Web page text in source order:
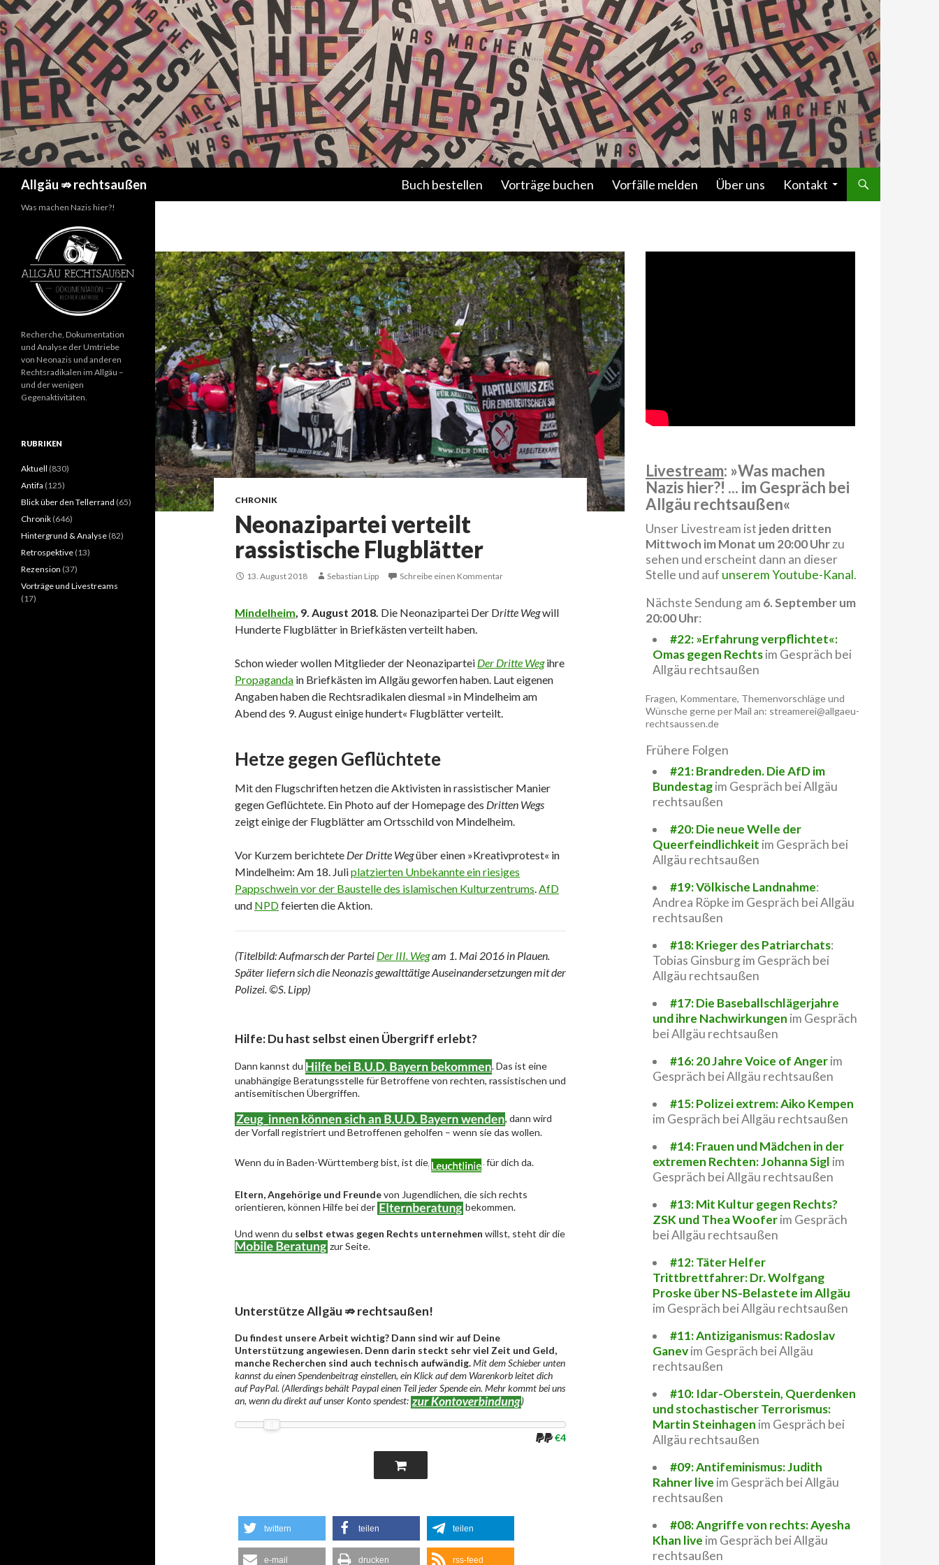
Allgäu ⇏ rechtsaußen Buch bestellen Vorträge buchen Vorfälle melden Über uns Kontakt
CHRONIK
Neonazipartei verteilt
rassistische Flugblätter
13. August 2018 Sebastian Lipp Schreibe einen Kommentar
Mindelheim, 9. August 2018. Die Neonazipartei Der Dritte Wegwill
Hunderte Flugblätter in Briefkästen verteilt haben.
Schon wieder wollen Mitglieder der Neonazipartei Der Dritte Wegihre
Propaganda in Briefkästen im Allgäu geworfen haben. Laut eigenen
Angaben haben die Rechtsradikalen diesmal »in Mindelheim am
Abend des 9. August einige hundert« Flugblätter verteilt.
Hetze gegen Geflüchtete
Mit den Flugschriften hetzen die Aktivisten in rassistischer Manier
gegen Geflüchtete. Ein Photo auf der Homepage des Dritten Wegs
zeigt einige der Flugblätter am Ortsschild von Mindelheim.
Vor Kurzem berichtete Der Dritte Wegüber einen »Kreativprotest« in
Mindelheim: Am 18. Juliplatzierten Unbekannte ein riesiges
Pappschwein vor der Baustelle des islamischen Kulturzentrums.AfD
und NPDfeierten die Aktion.
(Titelbild: Aufmarsch der Partei Der III. Wegam 1. Mai 2016 in Plauen.
Später liefern sich die Neonazis gewalttätige Auseinandersetzungen mit der
Polizei. ©S. Lipp)
Hilfe: Du hast selbst einen Übergriff erlebt?
Dann kannst du
. Das ist eine
unabhängige Beratungsstelle für Betroffene von rechten, rassistischen und
antisemitischen Übergriffen.
, dann wird
der Vorfall registriert und Betroffenen geholfen – wenn sie das wollen.
Wenn du in Baden-Württemberg bist, ist die für dich da.
Eltern, Angehörige und Freundevon Jugendlichen, die sich rechts
orientieren, können Hilfe bei der
bekommen.
Und wenn du selbst etwas gegen Rechts unternehmen willst, steht dir die
zur Seite.
Unterstütze Allgäu ⇏ rechtsaußen!
Du findest unsere Arbeit wichtig? Dann sind wir auf Deine
Unterstützung angewiesen. Denn darin steckt sehr viel Zeit und Geld,
manche Recherchen sind auch technisch aufwändig.Mit dem Schieber unten
kannst du einen Spendenbeitrag einstellen, ein Klick auf dem Warenkorb leitet dich
auf PayPal. (Allerdings behält Paypal einen Teil jeder Spende ein. Mehr kommt bei uns
an, wenn du direkt auf unser Konto spendest:
)
€4
twittern teilen teilen
e-mail drucken rss-feed
Livestream: »Was machen
Nazis hier?! ... im Gespräch bei
Allgäu rechtsaußen«
Unser Livestream ist jeden dritten
Mittwoch im Monat um 20:00 Uhrzu
sehen und erscheint dann an dieser
Stelle und auf unserem Youtube-Kanal.
Nächste Sendung am 6. September um
20:00 Uhr:
#22: »Erfahrung verpflichtet«:
Omas gegen Rechtsim Gespräch bei
Allgäu rechtsaußen
Fragen, Kommentare, Themenvorschläge und
Wünsche gerne per Mail an: streamerei@allgaeu-
rechtsaussen.de
Frühere Folgen
#21: Brandreden. Die AfD im
Bundestagim Gespräch bei Allgäu
rechtsaußen
#20: Die neue Welle der
Queerfeindlichkeit im Gespräch bei
Allgäu rechtsaußen
#19: Völkische Landnahme:
Andrea Röpke im Gespräch bei Allgäu
rechtsaußen
#18: Krieger des Patriarchats:
Tobias Ginsburg im Gespräch bei
Allgäu rechtsaußen
#17: Die Baseballschlägerjahre
und ihre Nachwirkungen im Gespräch
bei Allgäu rechtsaußen
#16: 20 Jahre Voice of Angerim
Gespräch bei Allgäu rechtsaußen
#15: Polizei extrem: Aiko Kempen
im Gespräch bei Allgäu rechtsaußen
#14: Frauen und Mädchen in der
extremen Rechten: Johanna Sigl im
Gespräch bei Allgäu rechtsaußen
#13: Mit Kultur gegen Rechts?
ZSK und Thea Wooferim Gespräch
bei Allgäu rechtsaußen
#12: Täter Helfer
Trittbrettfahrer: Dr. Wolfgang
Proske über NS-Belastete im Allgäu
im Gespräch bei Allgäu rechtsaußen
#11: Antiziganismus: Radoslav
Ganevim Gespräch bei Allgäu
rechtsaußen
#10: Idar-Oberstein, Querdenken
und stochastischer Terrorismus:
Martin Steinhagen im Gespräch bei
Allgäu rechtsaußen
#09: Antifeminismus: Judith
Rahner live im Gespräch bei Allgäu
rechtsaußen
#08: Angriffe von rechts: Ayesha
Khan live im Gespräch bei Allgäu
rechtsaußen
Was machen Nazis hier?!
Recherche, Dokumentation
und Analyse der Umtriebe
von Neonazis und anderen
Rechtsradikalen im Allgäu –
und der wenigen
Gegenaktivitäten.
RUBRIKEN
Aktuell (830)
Antifa (125)
Blick über den Tellerrand (65)
Chronik (646)
Hintergrund & Analyse (82)
Retrospektive (13)
Rezension (37)
Vorträge und Livestreams
(17)